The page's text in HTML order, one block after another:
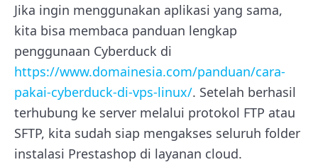
Jika ingin menggunakan aplikasi yang sama,
kita bisa membaca panduan lengkap
penggunaan Cyberduck di
https://www.domainesia.com/panduan/cara-
pakai-cyberduck-di-vps-linux/. Setelah berhasil
terhubung ke server melalui protokol FTP atau
SFTP, kita sudah siap mengakses seluruh folder
instalasi Prestashop di layanan cloud.